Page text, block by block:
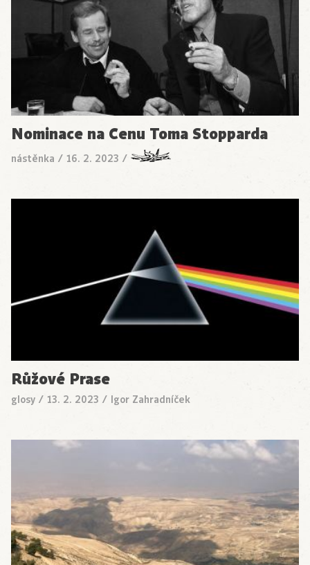
Nominace na Cenu Toma Stopparda
nástěnka / 16. 2. 2023 /
Růžové Prase
glosy / 13. 2. 2023 / Igor Zahradníček